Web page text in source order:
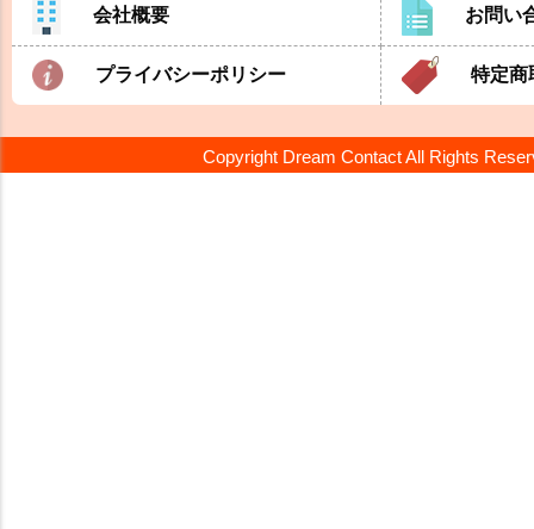
会社概要 お問い
プライバシーポリシー 特定商
Copyright Dream Contact All Rights